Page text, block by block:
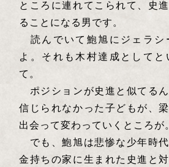
ところに連れてこられて、史
ることになる男です。
読んでいて鮑旭にジェラシ
よ。それも木村達成としてと
て。
ポジションが史進と似てる
信じられなかった子どもが、
出会って変わっていくところが
でも、鮑旭は悲惨な少年時
金持ちの家に生まれた史進と